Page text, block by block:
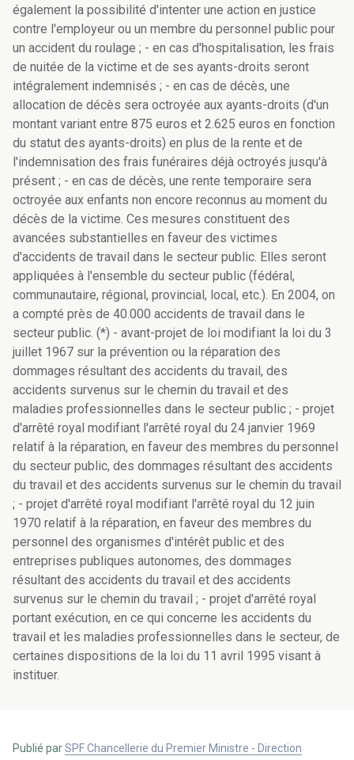
également la possibilité d'intenter une action en justice
contre l'employeur ou un membre du personnel public pour
un accident du roulage ; - en cas d'hospitalisation, les frais
de nuitée de la victime et de ses ayants-droits seront
intégralement indemnisés ; - en cas de décès, une
allocation de décès sera octroyée aux ayants-droits (d'un
montant variant entre 875 euros et 2.625 euros en fonction
du statut des ayants-droits) en plus de la rente et de
l'indemnisation des frais funéraires déjà octroyés jusqu'à
présent ; - en cas de décès, une rente temporaire sera
octroyée aux enfants non encore reconnus au moment du
décès de la victime. Ces mesures constituent des
avancées substantielles en faveur des victimes
d'accidents de travail dans le secteur public. Elles seront
appliquées à l'ensemble du secteur public (fédéral,
communautaire, régional, provincial, local, etc.). En 2004, on
a compté près de 40.000 accidents de travail dans le
secteur public. (*) - avant-projet de loi modifiant la loi du 3
juillet 1967 sur la prévention ou la réparation des
dommages résultant des accidents du travail, des
accidents survenus sur le chemin du travail et des
maladies professionnelles dans le secteur public ; - projet
d'arrêté royal modifiant l'arrêté royal du 24 janvier 1969
relatif à la réparation, en faveur des membres du personnel
du secteur public, des dommages résultant des accidents
du travail et des accidents survenus sur le chemin du travail
; - projet d'arrêté royal modifiant l'arrêté royal du 12 juin
1970 relatif à la réparation, en faveur des membres du
personnel des organismes d'intérêt public et des
entreprises publiques autonomes, des dommages
résultant des accidents du travail et des accidents
survenus sur le chemin du travail ; - projet d'arrêté royal
portant exécution, en ce qui concerne les accidents du
travail et les maladies professionnelles dans le secteur, de
certaines dispositions de la loi du 11 avril 1995 visant à
instituer.
Publié parSPF Chancellerie du Premier Ministre - Direction